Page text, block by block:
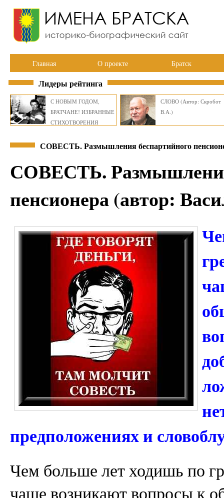
Главная О проекте Братск
Лидеры рейтинга
С НОВЫМ ГОДОМ,
БРАТЧАНЕ! ИЗБРАННЫЕ
СТИХОТВОРЕНИЯ
СЛОВО (Автор: Скробот
В.А.)
СОВЕСТЬ. Размышления беспартийного
СОВЕСТЬ.
пенсионера (автор:
предположениях и
Чем больше лет ходишь по
чаще возникают вопросы к